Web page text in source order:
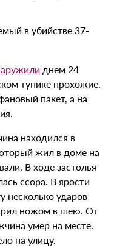
в убийстве 37-
днем 24
тупике прохожие.
пакет, а на
находился в
жил в доме на
В ходе застолья
ссора. В ярости
несколько ударов
ножом в шею. От
умер на месте.
на улицу.